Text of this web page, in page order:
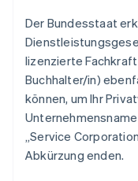
Der Bundesstaat
lizenzierte
Buchhalter/in)
können, um Ihr
Unternehmensname
„Service
Abkürzung enden.